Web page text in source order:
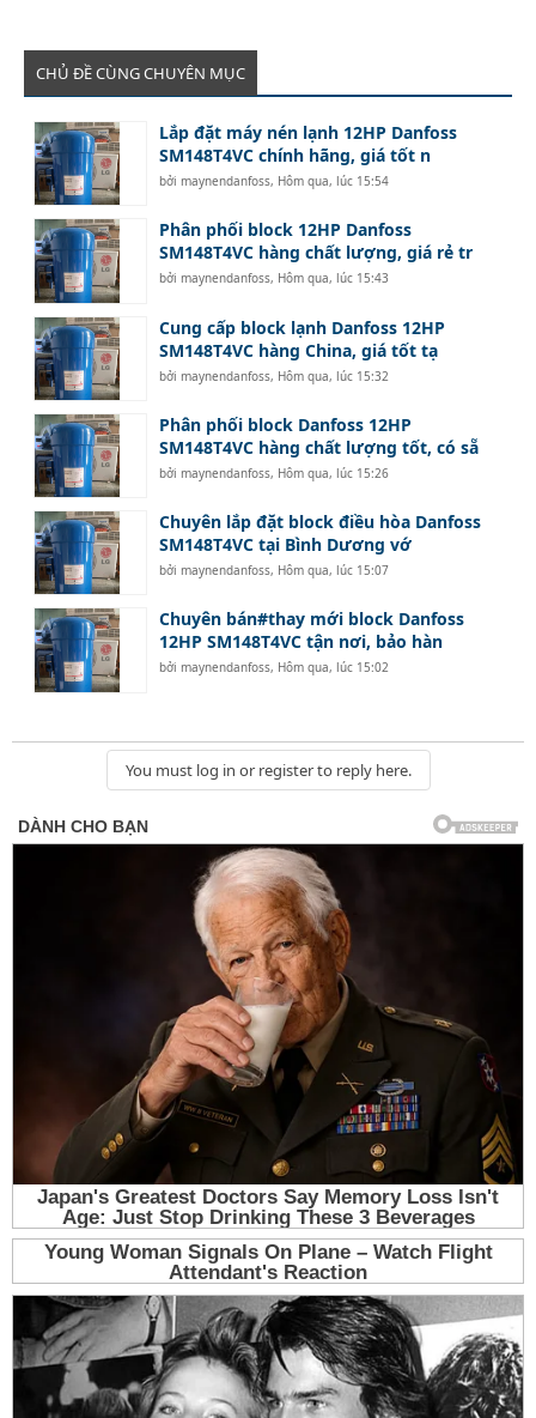
CHỦ ĐỀ CÙNG CHUYÊN MỤC
Lắp đặt máy nén lạnh 12HP Danfoss
SM148T4VC chính hãng, giá tốt n
bởimaynendanfoss, Hôm qua, lúc 15:54
Phân phối block 12HP Danfoss
SM148T4VC hàng chất lượng, giá rẻ tr
bởimaynendanfoss, Hôm qua, lúc 15:43
Cung cấp block lạnh Danfoss 12HP
SM148T4VC hàng China, giá tốt tạ
bởimaynendanfoss, Hôm qua, lúc 15:32
Phân phối block Danfoss 12HP
SM148T4VC hàng chất lượng tốt, có sẵ
bởimaynendanfoss, Hôm qua, lúc 15:26
Chuyên lắp đặt block điều hòa Danfoss
SM148T4VC tại Bình Dương vớ
bởimaynendanfoss, Hôm qua, lúc 15:07
Chuyên bán#thay mới block Danfoss
12HP SM148T4VC tận nơi, bảo hàn
bởimaynendanfoss, Hôm qua, lúc 15:02
You must log in or register to reply here.